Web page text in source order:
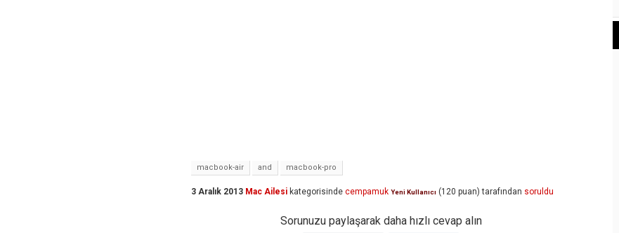
macbook-air and macbook-pro
3 Aralık 2013 Mac Ailesi kategorisinde cempamuk Yeni Kullanıcı (120 puan) tarafından soruldu
Sorunuzu paylaşarak daha hızlı cevap alın